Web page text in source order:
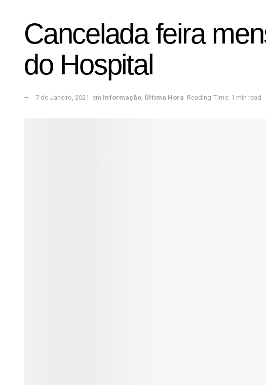
Cancelada feira
do Hospital
7 de Janeiro, 2021 em Informação, Última Hora Reading Time: 1 min read